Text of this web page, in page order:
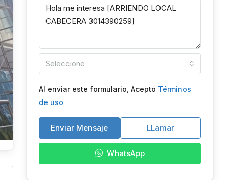
Seleccione
Al enviar este formulario, Acepto Términos
de uso
Enviar Mensaje LLamar
WhatsApp